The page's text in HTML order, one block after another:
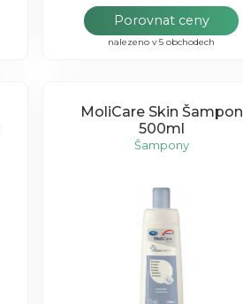
Porovnat ceny
nalezeno v 5 obchodech
MoliCare Skin Šampon
500ml
Šampony